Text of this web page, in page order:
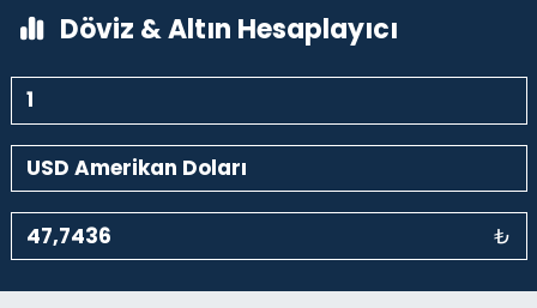
Döviz & Altın Hesaplayıcı
₺